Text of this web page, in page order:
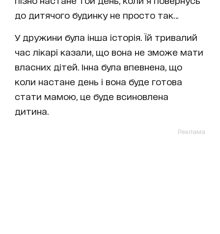
до дитячого будинку не просто так…
У дружини була інша історія. Їй тривалий
час лікарі казали, що вона не зможе мати
власних дітей. Інна була впевнена, що
коли настане день і вона буде готова
стати мамою, це буде всиновлена
дитина.
Реклама